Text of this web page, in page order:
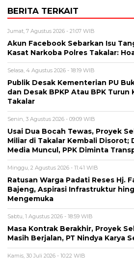
BERITA TERKAIT
Jumat, 7 Agustus 2026 - 21:07 WIB
Akun Facebook Sebarkan Isu
Kasat Narkoba Polres Takalar:
Selasa, 4 Agustus 2026 - 18:19 WIB
Publik Desak Kementerian PU
dan Desak BPKP Atau BPK Turun
Takalar
Senin, 3 Agustus 2026 - 09:09 WIB
Usai Dua Bocah Tewas, Proyek
Miliar di Takalar Kembali Disorot;
Media Muncul, PPK Diminta
Minggu, 2 Agustus 2026 - 11:41 WIB
Ratusan Warga Padati Reses Hj.
Bajeng, Aspirasi Infrastruktur
Mengemuka
Sabtu, 1 Agustus 2026 - 18:59 WIB
Masa Kontrak Berakhir, Proyek
Masih Berjalan, PT Nindya Karya
Kamis, 30 Juli 2026 - 10:22 WIB